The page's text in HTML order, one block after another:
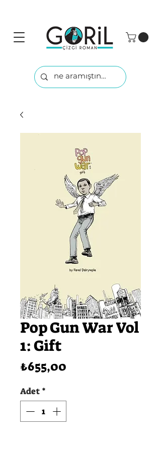
Pop Gun War Vol
1: Gift
₺655,00
Adet *